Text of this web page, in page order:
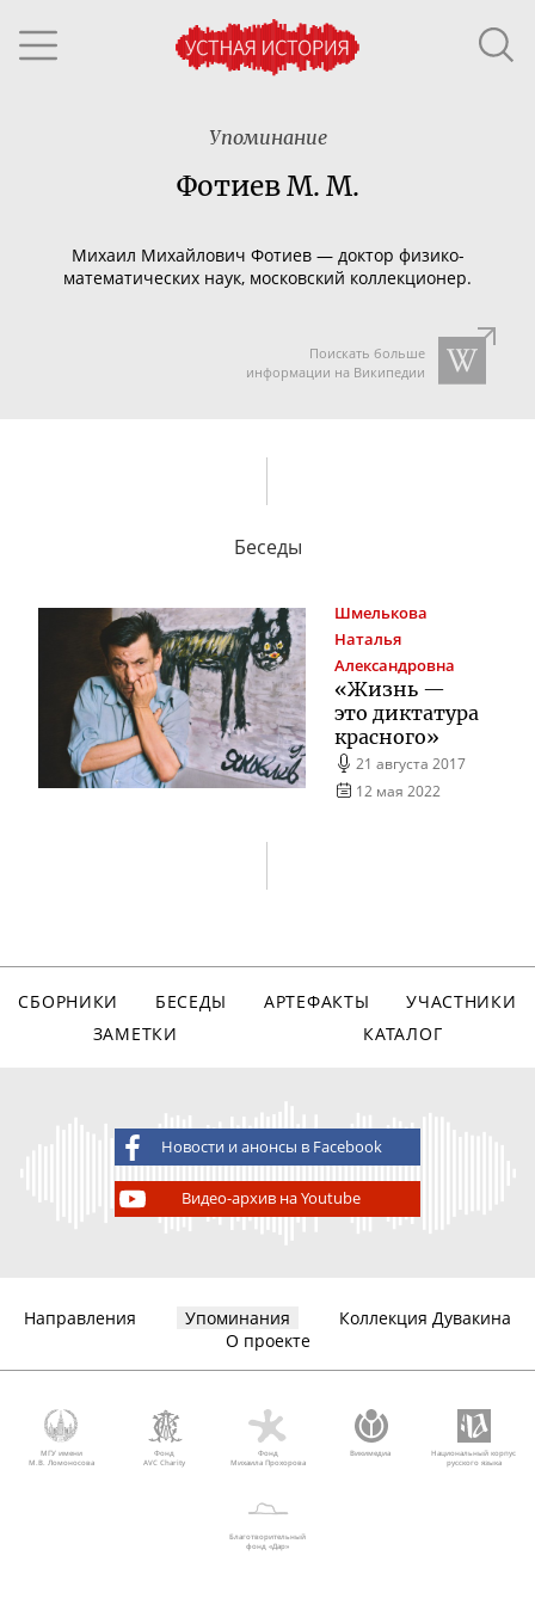
Упоминание
Фотиев М. М.
Михаил Михайлович Фотиев — доктор физико-
математических наук, московский коллекционер.
Поискать больше
информации на Википедии
Беседы
Шмелькова
Наталья
Александровна
«Жизнь —
это диктатура
красного»
21 августа 2017
12 мая 2022
СБОРНИКИ БЕСЕДЫ АРТЕФАКТЫ
УЧАСТНИКИ
ЗАМЕТКИ
КАТАЛОГ
Новости и анонсы в Facebook
Видео-архив на Youtube
Направления Упоминания
Коллекция Дувакина
О проекте
МГУ имени
М.В. Ломоносова
Фонд
AVC Charity
Фонд
Михаила Прохорова
Викимедиа
Национальный корпус
русского языка
Благотворительный
фонд «Дар»